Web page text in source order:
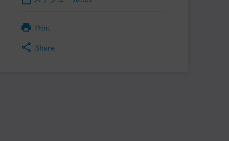
Print
Share